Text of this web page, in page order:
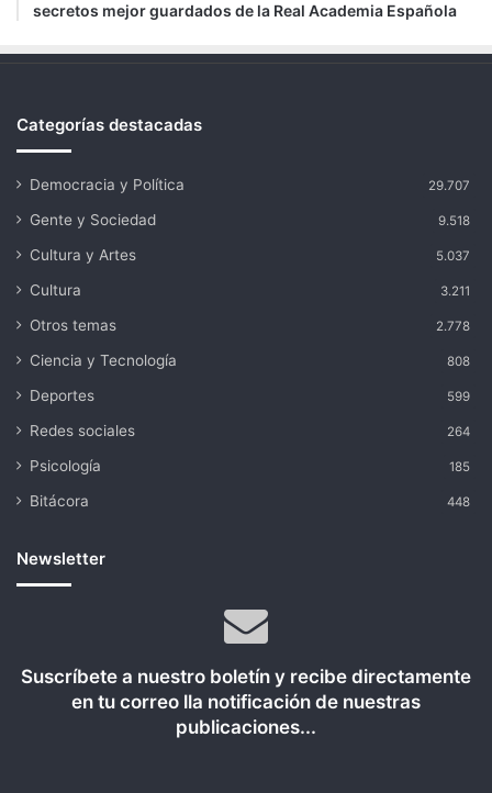
secretos mejor guardados de la Real Academia Española
Categorías destacadas
Democracia y Política 29.707
Gente y Sociedad 9.518
Cultura y Artes 5.037
Cultura 3.211
Otros temas 2.778
Ciencia y Tecnología 808
Deportes 599
Redes sociales 264
Psicología 185
Bitácora 448
Newsletter
Suscríbete a nuestro boletín y recibe directamente
en tu correo lla notificación de nuestras
publicaciones...